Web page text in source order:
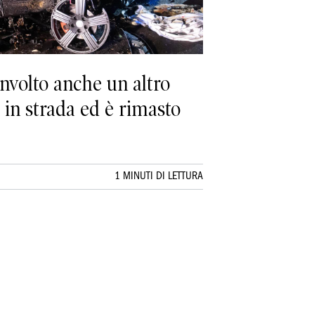
anche un altro
strada ed è rimasto
1 MINUTI DI LETTURA